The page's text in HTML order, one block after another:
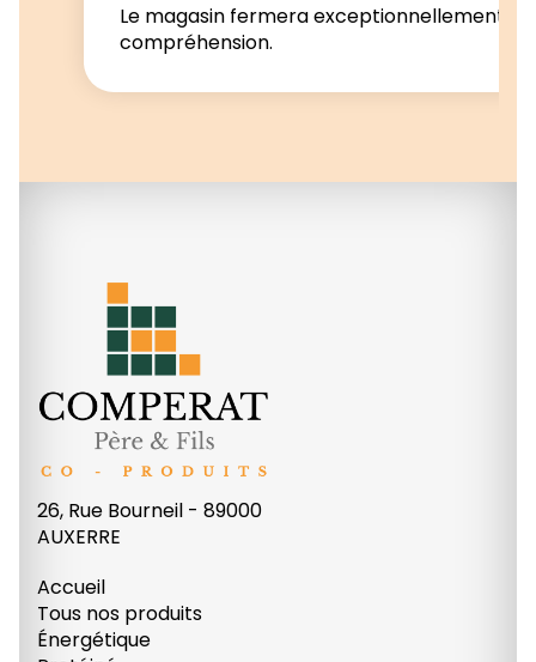
Le magasin fermera exceptionnellement à
compréhension.
26, Rue Bourneil - 89000
AUXERRE
Accueil
Tous nos produits
Énergétique